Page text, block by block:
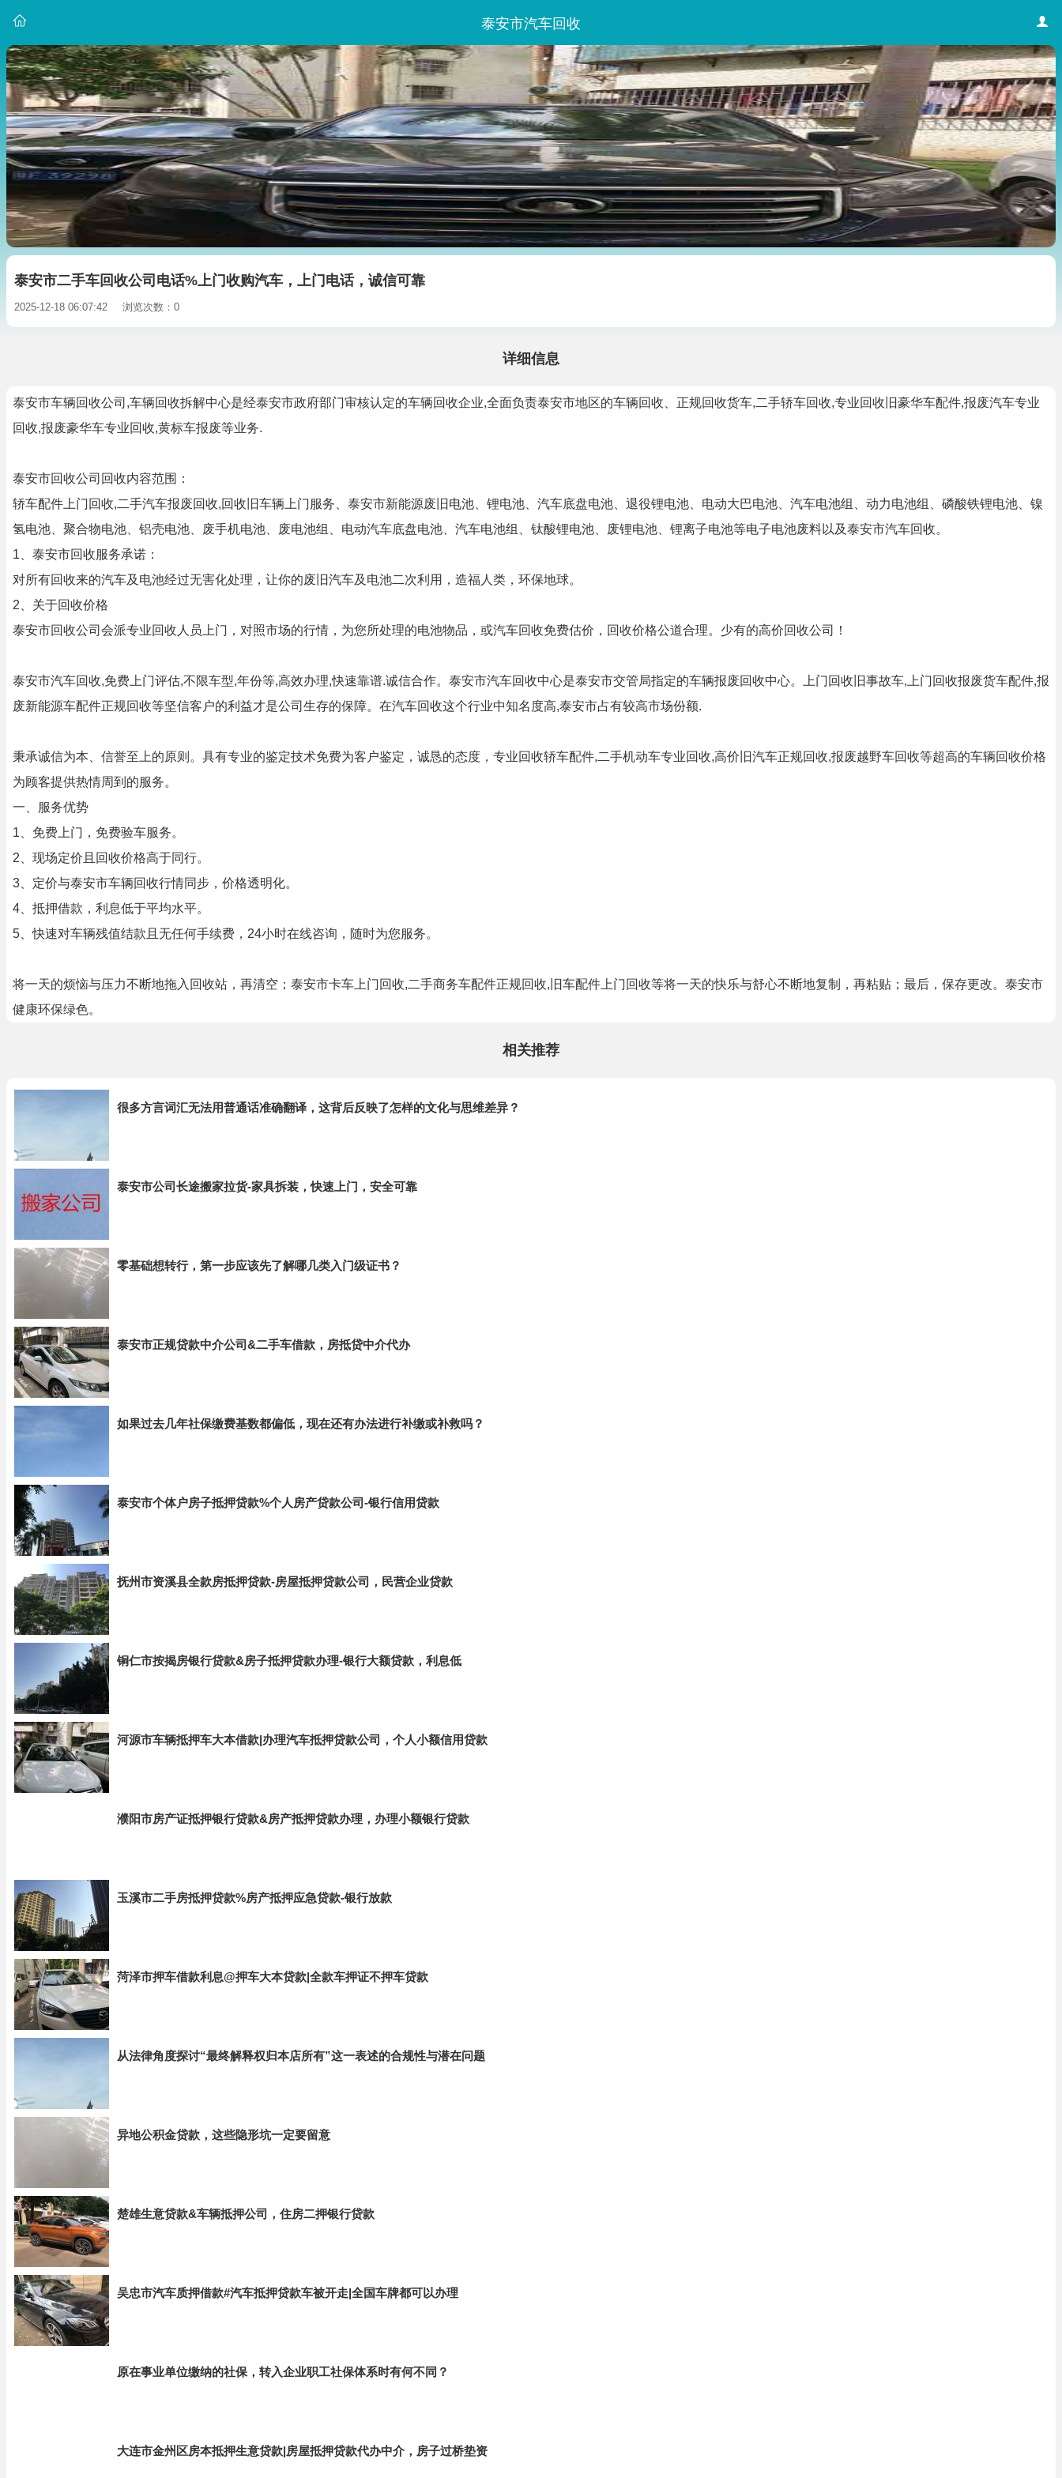
泰安市汽车回收
泰安市二手车回收公司电话%上门收购汽车，上门电话，诚信可靠
2025-12-18 06:07:42 浏览次数：0
详细信息
泰安市车辆回收公司,车辆回收拆解中心是经泰安市政府部门审核认定的车辆回收企业,全面负责泰安市地区的车辆回收、正规回收货车,二手轿车回收,专业回收旧豪华车配件,报废汽车专业
回收,报废豪华车专业回收,黄标车报废等业务.
泰安市回收公司回收内容范围：
轿车配件上门回收,二手汽车报废回收,回收旧车辆上门服务、泰安市新能源废旧电池、锂电池、汽车底盘电池、退役锂电池、电动大巴电池、汽车电池组、动力电池组、磷酸铁锂电池、镍
氢电池、聚合物电池、铝壳电池、废手机电池、废电池组、电动汽车底盘电池、汽车电池组、钛酸锂电池、废锂电池、锂离子电池等电子电池废料以及泰安市汽车回收。
1、泰安市回收服务承诺：
对所有回收来的汽车及电池经过无害化处理，让你的废旧汽车及电池二次利用，造福人类，环保地球。
2、关于回收价格
泰安市回收公司会派专业回收人员上门，对照市场的行情，为您所处理的电池物品，或汽车回收免费估价，回收价格公道合理。少有的高价回收公司！
泰安市汽车回收,免费上门评估,不限车型,年份等,高效办理,快速靠谱.诚信合作。泰安市汽车回收中心是泰安市交管局指定的车辆报废回收中心。上门回收旧事故车,上门回收报废货车配件,报
废新能源车配件正规回收等坚信客户的利益才是公司生存的保障。在汽车回收这个行业中知名度高,泰安市占有较高市场份额.
秉承诚信为本、信誉至上的原则。具有专业的鉴定技术免费为客户鉴定，诚恳的态度，专业回收轿车配件,二手机动车专业回收,高价旧汽车正规回收,报废越野车回收等超高的车辆回收价格
为顾客提供热情周到的服务。
一、服务优势
1、免费上门，免费验车服务。
2、现场定价且回收价格高于同行。
3、定价与泰安市车辆回收行情同步，价格透明化。
4、抵押借款，利息低于平均水平。
5、快速对车辆残值结款且无任何手续费，24小时在线咨询，随时为您服务。
将一天的烦恼与压力不断地拖入回收站，再清空；泰安市卡车上门回收,二手商务车配件正规回收,旧车配件上门回收等将一天的快乐与舒心不断地复制，再粘贴；最后，保存更改。泰安市
健康环保绿色。
相关推荐
很多方言词汇无法用普通话准确翻译，这背后反映了怎样的文化与思维差异？
泰安市公司长途搬家拉货-家具拆装，快速上门，安全可靠
零基础想转行，第一步应该先了解哪几类入门级证书？
泰安市正规贷款中介公司&二手车借款，房抵贷中介代办
如果过去几年社保缴费基数都偏低，现在还有办法进行补缴或补救吗？
泰安市个体户房子抵押贷款%个人房产贷款公司-银行信用贷款
抚州市资溪县全款房抵押贷款-房屋抵押贷款公司，民营企业贷款
铜仁市按揭房银行贷款&房子抵押贷款办理-银行大额贷款，利息低
河源市车辆抵押车大本借款|办理汽车抵押贷款公司，个人小额信用贷款
濮阳市房产证抵押银行贷款&房产抵押贷款办理，办理小额银行贷款
玉溪市二手房抵押贷款%房产抵押应急贷款-银行放款
菏泽市押车借款利息@押车大本贷款|全款车押证不押车贷款
从法律角度探讨“最终解释权归本店所有”这一表述的合规性与潜在问题
异地公积金贷款，这些隐形坑一定要留意
楚雄生意贷款&车辆抵押公司，住房二押银行贷款
吴忠市汽车质押借款#汽车抵押贷款车被开走|全国车牌都可以办理
原在事业单位缴纳的社保，转入企业职工社保体系时有何不同？
大连市金州区房本抵押生意贷款|房屋抵押贷款代办中介，房子过桥垫资